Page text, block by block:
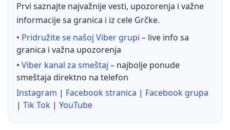
Prvi saznajte najvažnije vesti, upozorenja i važne
informacije sa granica i iz cele Grčke.
• Pridružite se našoj Viber grupi – live info sa
granica i važna upozorenja
• Viber kanal za smeštaj – najbolje ponude
smeštaja direktno na telefon
Instagram | Facebook stranica | Facebook grupa
| Tik Tok | YouTube